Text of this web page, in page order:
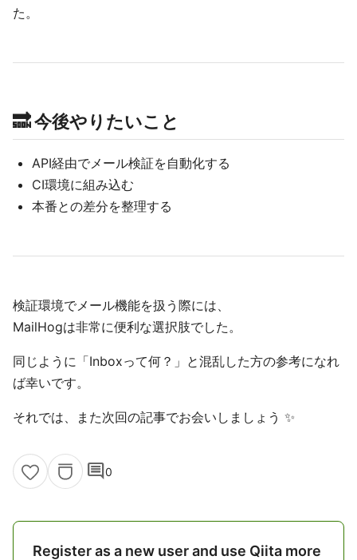
た。
🔜 今後やりたいこと
API経由でメール検証を自動化する
CI環境に組み込む
本番との差分を整理する
検証環境でメール機能を扱う際には、
MailHogは非常に便利な選択肢でした。
同じように「Inboxって何？」と混乱した方の参考になれ
ば幸いです。
それでは、また次回の記事でお会いしましょう ✨
comment0
Register as a new user and use Qiita more